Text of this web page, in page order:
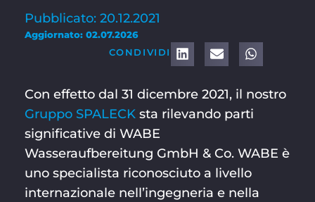
Pubblicato: 20.12.2021
Aggiornato: 02.07.2026
CONDIVIDI
Con effetto dal 31 dicembre 2021, il nostro
Gruppo SPALECKsta rilevando parti
significative di WABE
Wasseraufbereitung GmbH & Co. WABE è
uno specialista riconosciuto a livello
internazionale nell’ingegneria e nella